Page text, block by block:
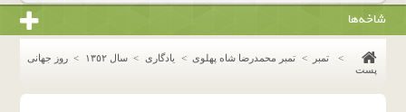
شاخه‌ها
> تمبر > تمبر محمدرضا شاه پهلوی > یادگاری > سال ١٣٥٢ > روز جهانی
پست